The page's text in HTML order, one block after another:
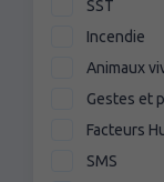
SST
Incendie
Animaux
Gestes et
Facteurs
SMS